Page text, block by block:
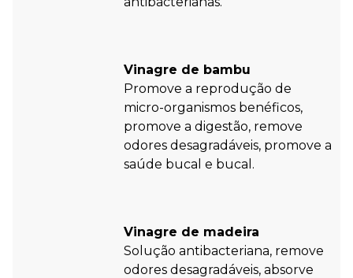
Vinagre de bambu
Promove a reprodução de
micro-organismos benéficos,
promove a digestão, remove
odores desagradáveis, promove a
saúde bucal e bucal.
Vinagre de madeira
Solução antibacteriana, remove
odores desagradáveis, absorve